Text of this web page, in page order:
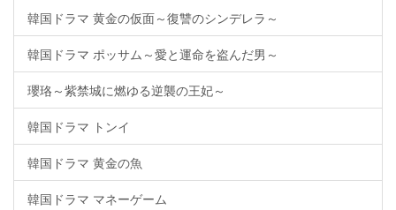
韓国ドラマ 黄金の仮面～復讐のシンデレラ～
韓国ドラマ ポッサム～愛と運命を盗んだ男～
瓔珞～紫禁城に燃ゆる逆襲の王妃～
韓国ドラマ トンイ
韓国ドラマ 黄金の魚
韓国ドラマ マネーゲーム